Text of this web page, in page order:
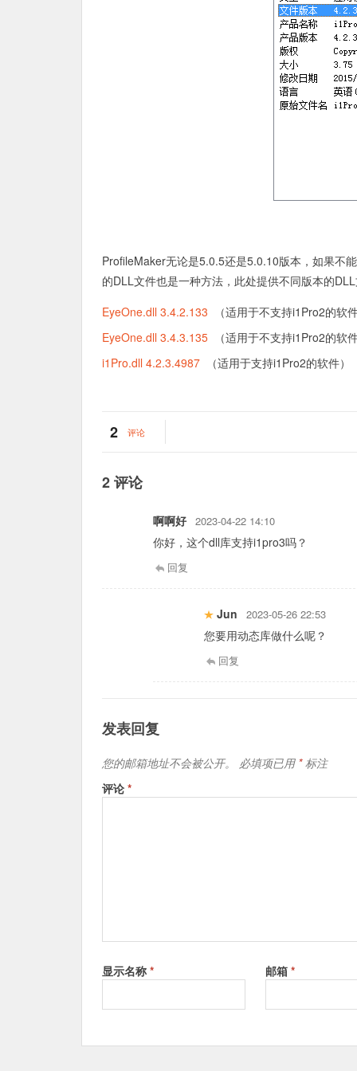
ProfileMaker无论是5.0.5还是5.0.10版本，如果不
的DLL文件也是一种方法，此处提供不同版本的
EyeOne.dll 3.4.2.133 （适用于不支持i1Pro2的软
EyeOne.dll 3.4.3.135
（适用于不支持i1Pro2的软
i1Pro.dll 4.2.3.4987 （适用于支持i1Pro2的软件）
2 评论
2 评论
啊啊好 2023-04-22 14:10
你好，这个dll库支持i1pro3吗？
回复
Jun 2023-05-26 22:53
您要用动态库做什么呢？
回复
发表回复
您的邮箱地址不会被公开。 必填项已用 *标注
评论 *
显示名称 * 邮箱 *